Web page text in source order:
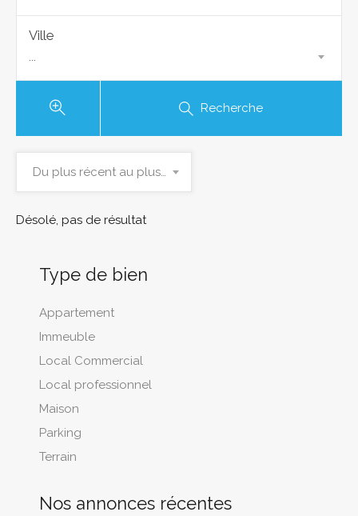
Ville
...
Recherche
Du plus récent au plus ancien
Désolé, pas de résultat
Type de bien
Appartement
Immeuble
Local Commercial
Local professionnel
Maison
Parking
Terrain
Nos annonces récentes